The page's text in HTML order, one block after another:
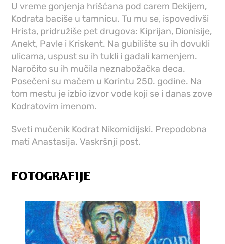
U vreme gonjenja hrišćana pod carem Dekijem,
Kodrata baciše u tamnicu. Tu mu se, ispovedivši
Hrista, pridružiše pet drugova: Kiprijan, Dionisije,
Anekt, Pavle i Kriskent. Na gubilište su ih dovukli
ulicama, uspust su ih tukli i gađali kamenjem.
Naročito su ih mučila neznabožačka deca.
Posečeni su mačem u Korintu 250. godine. Na
tom mestu je izbio izvor vode koji se i danas zove
Kodratovim imenom.
Sveti mučenik Kodrat Nikomidijski. Prepodobna
mati Anastasija. Vaskršnji post.
FOTOGRAFIJE